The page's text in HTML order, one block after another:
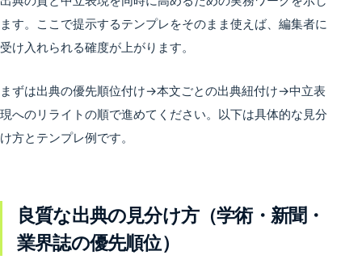
ます。ここで提示するテンプレをそのまま使えば、編集者に
受け入れられる確度が上がります。
まずは出典の優先順位付け→本文ごとの出典紐付け→中立表
現へのリライトの順で進めてください。以下は具体的な見分
け方とテンプレ例です。
良質な出典の見分け方（学術・新聞・
業界誌の優先順位）